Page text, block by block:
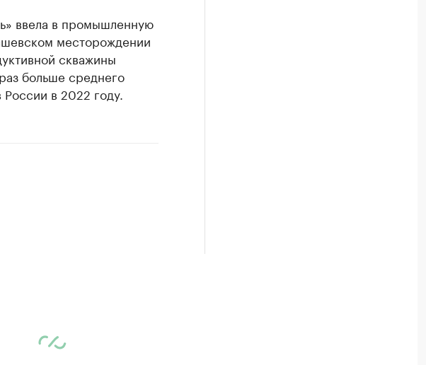
ввела в промышленную
месторождении
скважины
больше среднего
в 2022 году.